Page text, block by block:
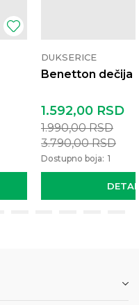
DUKSERICE
Benetton dečija
1.592,00 RSD
1.990,00RSD
3.790,00RSD
Dostupno boja: 1